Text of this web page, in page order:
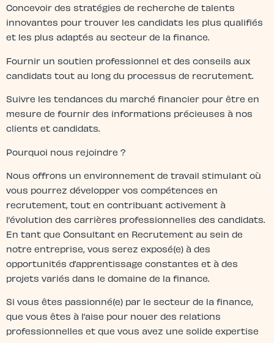
Concevoir des stratégies de recherche de talents
innovantes pour trouver les candidats les plus qualifiés
et les plus adaptés au secteur de la finance.
Fournir un soutien professionnel et des conseils aux
candidats tout au long du processus de recrutement.
Suivre les tendances du marché financier pour être en
mesure de fournir des informations précieuses à nos
clients et candidats.
Pourquoi nous rejoindre ?
Nous offrons un environnement de travail stimulant où
vous pourrez développer vos compétences en
recrutement, tout en contribuant activement à
l’évolution des carrières professionnelles des candidats.
En tant que Consultant en Recrutement au sein de
notre entreprise, vous serez exposé(e) à des
opportunités d’apprentissage constantes et à des
projets variés dans le domaine de la finance.
Si vous êtes passionné(e) par le secteur de la finance,
que vous êtes à l’aise pour nouer des relations
professionnelles et que vous avez une solide expertise